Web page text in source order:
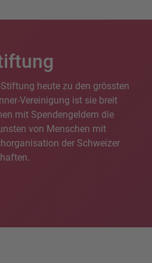
heute zu den grössten
Vereinigung ist sie breit
mit Spendengeldern die
von Menschen mit
der Schweizer